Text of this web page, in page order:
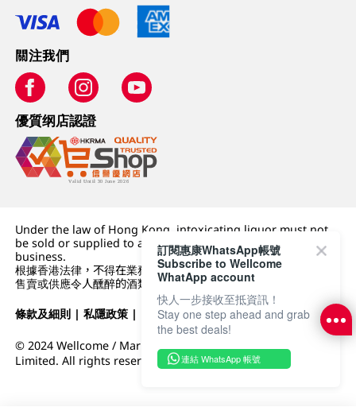
關注我們
優質纲店認證
Under the law of Hong Kong, intoxicating liquor must not
be sold or supplied to a minor (under 18) in the course of
business.
根據香港法律，不得在業務過程中，向未成年人 (18 歲以下人士)
售賣或供應令人醺醉的酒類。
條款及細則 |私隱政策 | DFI零售集團
© 2024 Wellcome / Market Place. The Dairy Farm Company
Limited. All rights reserved.
訂閱惠康WhatsApp帳號
Subscribe to Wellcome
WhatApp account
快人一步接收至抵資訊！
Stay one step ahead and grab
the best deals!
連結 WhatsApp 帳號